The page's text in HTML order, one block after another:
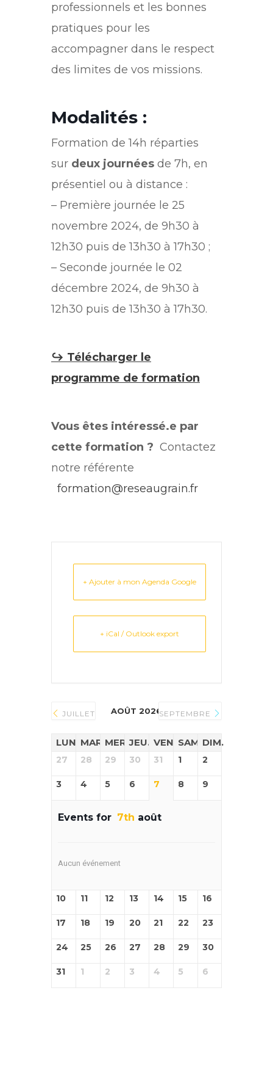
professionnels et les bonnes
pratiques pour les
accompagner dans le respect
des limites de vos missions.
Modalités :
Formation de 14h réparties
sur deux journées de 7h, en
présentiel ou à distance :
– Première journée le 25
novembre 2024, de 9h30 à
12h30 puis de 13h30 à 17h30 ;
– Seconde journée le 02
décembre 2024, de 9h30 à
12h30 puis de 13h30 à 17h30.
↪ Télécharger le
programme de formation
Vous êtes intéressé.e par
cette formation ? Contactez
notre référente
formation@reseaugrain.fr
+ Ajouter à mon Agenda Google
+ iCal / Outlook export
JUILLET AOÛT 2026SEPTEMBRE
LUN. MAR. MER. JEU. VEN. SAM. DIM.
27 28 29 30 31 1 2
3 4 5 6 7 8 9
Events for 7th août
Aucun événement
10 11 12 13 14 15 16
17 18 19 20 21 22 23
24 25 26 27 28 29 30
31 1 2 3 4 5 6